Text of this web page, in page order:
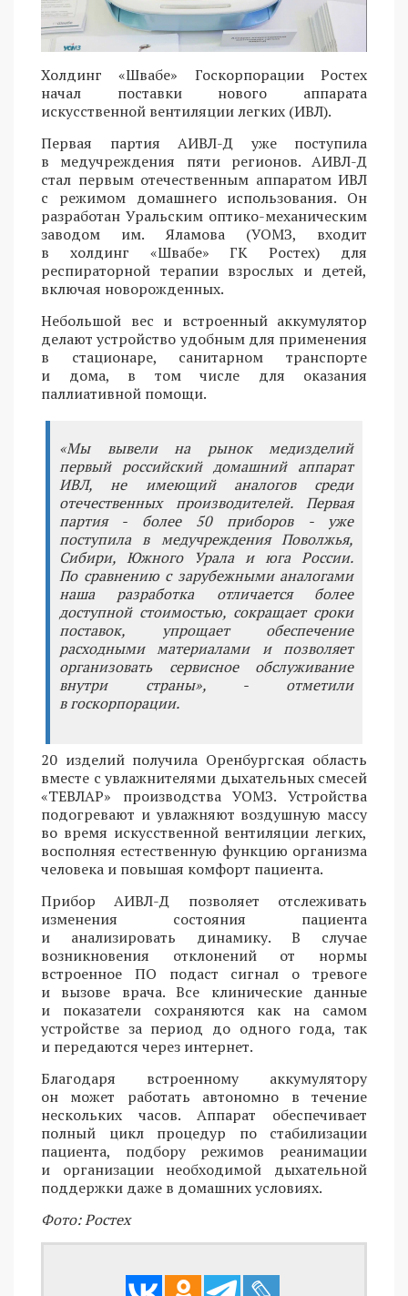
Холдинг «Швабе» Госкорпорации Ростех
начал поставки нового аппарата
искусственной вентиляции легких (ИВЛ).
Первая партия АИВЛ-Д уже поступила
в медучреждения пяти регионов. АИВЛ-Д
стал первым отечественным аппаратом ИВЛ
с режимом домашнего использования. Он
разработан Уральским оптико-механическим
заводом им. Яламова (УОМЗ, входит
в холдинг «Швабе» ГК Ростех) для
респираторной терапии взрослых и детей,
включая новорожденных.
Небольшой вес и встроенный аккумулятор
делают устройство удобным для применения
в стационаре, санитарном транспорте
и дома, в том числе для оказания
паллиативной помощи.
«Мы вывели на рынок медизделий
первый российский домашний аппарат
ИВЛ, не имеющий аналогов среди
отечественных производителей. Первая
партия - более 50 приборов - уже
поступила в медучреждения Поволжья,
Сибири, Южного Урала и юга России.
По сравнению с зарубежными аналогами
наша разработка отличается более
доступной стоимостью, сокращает сроки
поставок, упрощает обеспечение
расходными материалами и позволяет
организовать сервисное обслуживание
внутри страны», - отметили
в госкорпорации.
20 изделий получила Оренбургская область
вместе с увлажнителями дыхательных смесей
«ТЕВЛАР» производства УОМЗ. Устройства
подогревают и увлажняют воздушную массу
во время искусственной вентиляции легких,
восполняя естественную функцию организма
человека и повышая комфорт пациента.
Прибор АИВЛ-Д позволяет отслеживать
изменения состояния пациента
и анализировать динамику. В случае
возникновения отклонений от нормы
встроенное ПО подаст сигнал о тревоге
и вызове врача. Все клинические данные
и показатели сохраняются как на самом
устройстве за период до одного года, так
и передаются через интернет.
Благодаря встроенному аккумулятору
он может работать автономно в течение
нескольких часов. Аппарат обеспечивает
полный цикл процедур по стабилизации
пациента, подбору режимов реанимации
и организации необходимой дыхательной
поддержки даже в домашних условиях.
Фото: Ростех